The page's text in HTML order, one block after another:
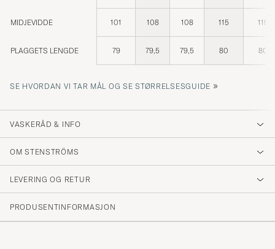
MIDJEVIDDE 101 108 108 115 115
PLAGGETS LENGDE 79 79,5 79,5 80 80
SE HVORDAN VI TAR MÅL OG SE STØRRELSESGUIDE »
VASKERÅD & INFO
OM STENSTRÖMS
LEVERING OG RETUR
PRODUSENTINFORMASJON